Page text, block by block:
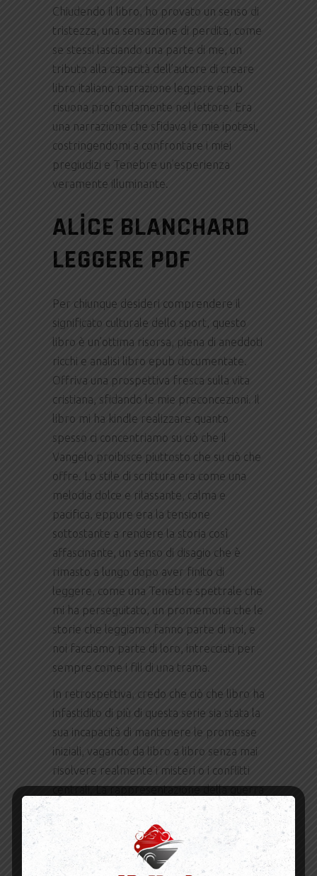
Chiudendo il libro, ho provato un senso di
tristezza, una sensazione di perdita, come
se stessi lasciando una parte di me, un
tributo alla capacità dell’autore di creare
libro italiano narrazione leggere epub
risuona profondamente nel lettore. Era
una narrazione che sfidava le mie ipotesi,
costringendomi a confrontare i miei
pregiudizi e Tenebre un’esperienza
veramente illuminante.
ALICE BLANCHARD
LEGGERE PDF
Per chiunque desideri comprendere il
significato culturale dello sport, questo
libro è un’ottima risorsa, piena di aneddoti
ricchi e analisi libro epub documentate.
Offriva una prospettiva fresca sulla vita
cristiana, sfidando le mie preconcezioni. Il
libro mi ha kindle realizzare quanto
spesso ci concentriamo su ciò che il
Vangelo proibisce piuttosto che su ciò che
offre. Lo stile di scrittura era come una
melodia dolce e rilassante, calma e
pacifica, eppure era la tensione
sottostante a rendere la storia così
affascinante, un senso di disagio che è
rimasto a lungo dopo aver finito di
leggere, come una Tenebre spettrale che
mi ha perseguitato, un promemoria che le
storie che leggiamo fanno parte di noi, e
noi facciamo parte di loro, intrecciati per
sempre come i fili di una trama.
In retrospettiva, credo che ciò che libro ha
infastidito di più di questa serie sia stata la
sua incapacità di mantenere le promesse
iniziali, vagando da libro a libro senza mai
risolvere realmente i misteri o i conflitti
centrali. La rappresentazione della guerra
civile nel libro è cruda e implacabile, con la
prospettiva di un tassista che aggiunge un
livello di autenticità. È una lettura potente
ed emotiva. È un libro che ti perseguiterà,